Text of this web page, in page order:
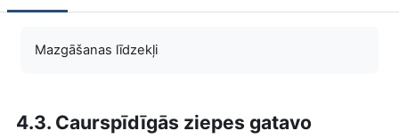
Mazgāšanas līdzekļi
4.3. Caurspīdīgās ziepes gatavo